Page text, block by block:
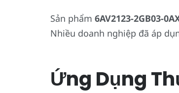
Sản phẩm 6AV2123-2GB03-
Nhiều doanh nghiệp đã áp
Ứng Dụng